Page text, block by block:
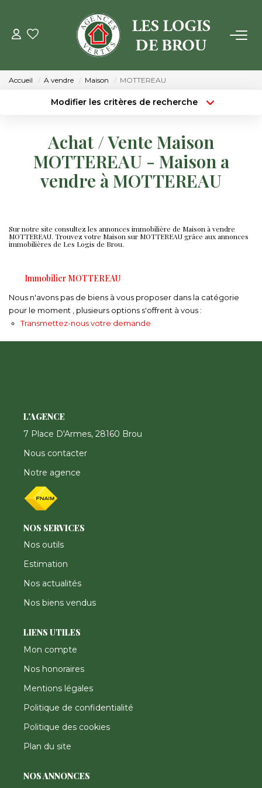
ESTIMATION
Qui Sommes Nous
Notre Équipe
CONTACT
FNAIM
Accueil A vendre Maison MOTTEREAU
Modifier les critères de recherche
Type de bien
Budget max Plus de critères
Créer une alerte
Achat / Vente Maison
MOTTEREAU - Maison a
vendre à MOTTEREAU
Sur notre site consultez les annonces immobilière de Maison à vendre
MOTTEREAU. Trouvez votre Maison sur MOTTEREAU grâce aux annonces
immobilières de Les Logis de Brou.
Immobilier MOTTEREAU
Nous n'avons pas de biens à vous proposer dans la catégorie
pour le moment , plusieurs options s'offrent à vous :
Transmettez-nous votre demande
L'AGENCE
7 Place D'Armes, 28160 Brou
Nous contacter
Notre agence
NOS SERVICES
Nos outils
Estimation
Nos actualités
Nos biens vendus
LIENS UTILES
Mon compte
Nos honoraires
Mentions légales
Politique de confidentialité
Politique des cookies
Plan du site
NOS ANNONCES